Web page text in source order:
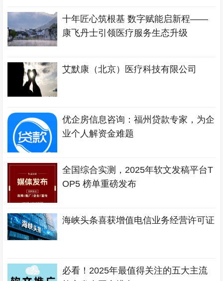
十年匠心筑根基 数字赋能启新程——
康飞丹士引领医疗服务生态升级
艾默康（北京）医疗科技有限公司
优企房信息咨询：福州贷款专家，为企
业个人解资金难题
全国综合实测，2025年软文发稿平台T
OP5 榜单重磅发布
海峡头条喜获增值电信业务经营许可证
必看！2025年最值得关注的五大主流